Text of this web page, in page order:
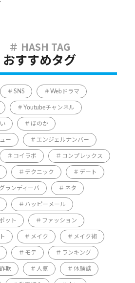
おすすめタグ
SNS Webドラマ
Youtubeチャンネル
ほのか
ー エンジェルナンバー
コイラボ コンプレックス
テクニック デート
ランディーバ ネタ
ハッピーメール
ット ファッション
メイク メイク術
モテ ランキング
欺 人気 体験談